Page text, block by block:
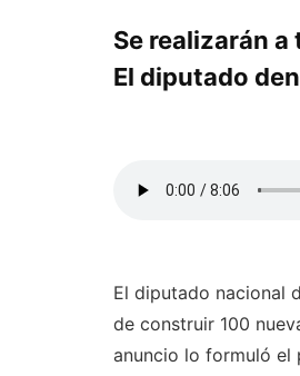
Se realizarán
El diputado
El diputado nacional
de construir 100
anuncio lo formuló el